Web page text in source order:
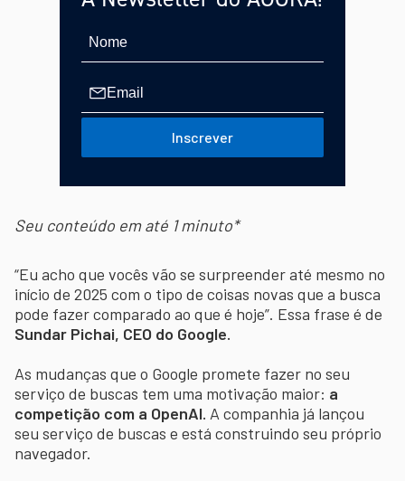
Inscrever
Seu conteúdo em até 1 minuto*
“Eu acho que vocês vão se surpreender até mesmo no
início de 2025 com o tipo de coisas novas que a busca
pode fazer comparado ao que é hoje”. Essa frase é de
Sundar Pichai, CEO do Google.
As mudanças que o Google promete fazer no seu
serviço de buscas tem uma motivação maior: a
competição com a OpenAI. A companhia já lançou
seu serviço de buscas e está construindo seu próprio
navegador.